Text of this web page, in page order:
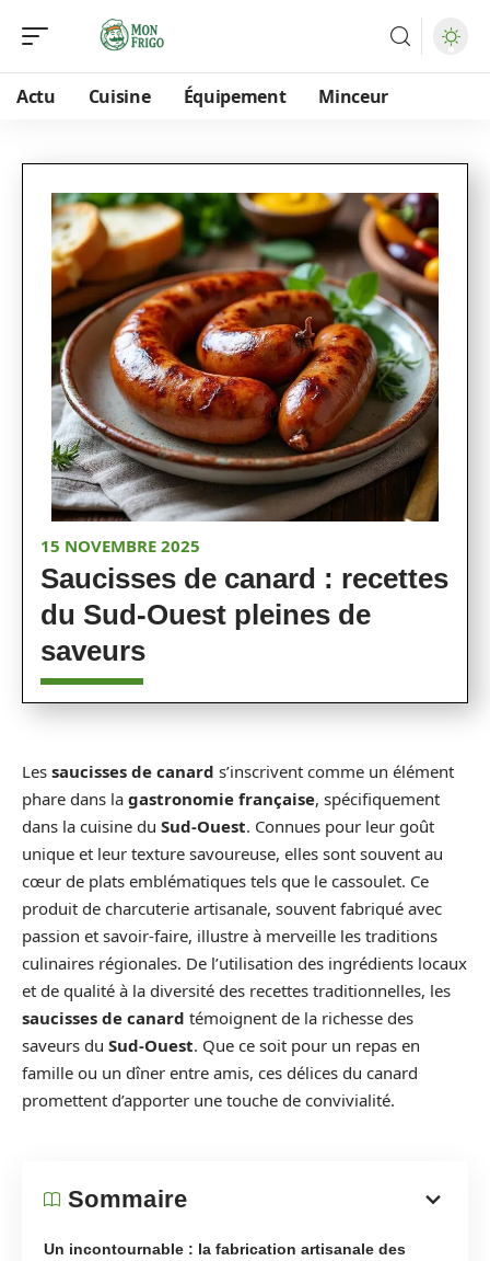
Actu Cuisine Équipement Minceur
15 NOVEMBRE 2025
Saucisses de canard : recettes
du Sud-Ouest pleines de
saveurs
Les saucisses de canard s’inscrivent comme un élément
phare dans la gastronomie française, spécifiquement
dans la cuisine du Sud-Ouest. Connues pour leur goût
unique et leur texture savoureuse, elles sont souvent au
cœur de plats emblématiques tels que le cassoulet. Ce
produit de charcuterie artisanale, souvent fabriqué avec
passion et savoir-faire, illustre à merveille les traditions
culinaires régionales. De l’utilisation des ingrédients locaux
et de qualité à la diversité des recettes traditionnelles, les
saucisses de canard témoignent de la richesse des
saveurs du Sud-Ouest. Que ce soit pour un repas en
famille ou un dîner entre amis, ces délices du canard
promettent d’apporter une touche de convivialité.
Sommaire
Un incontournable : la fabrication artisanale des